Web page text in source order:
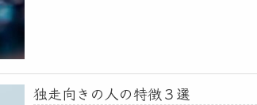
独走向きの人の特徴３選